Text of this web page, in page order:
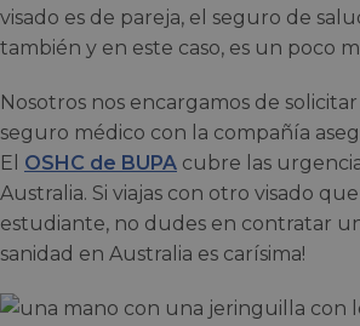
visado es de pareja, el seguro de
también y en este caso, es un poco
Nosotros nos encargamos de
seguro médico con la compañía
El OSHC de BUPA cubre las
Australia. Si viajas con otro visado
estudiante, no dudes en contratar un
sanidad en Australia es carísima!